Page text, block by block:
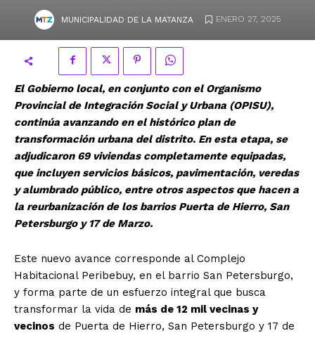
MUNICIPALIDAD DE LA MATANZA ENERO 27, 2025
El Gobierno local, en conjunto con el Organismo
Provincial de Integración Social y Urbana (OPISU),
continúa avanzando en el histórico plan de
transformación urbana del distrito. En esta etapa, se
adjudicaron 69 viviendas completamente equipadas,
que incluyen servicios básicos, pavimentación, veredas
y alumbrado público, entre otros aspectos que hacen a
la reurbanización de los barrios Puerta de Hierro, San
Petersburgo y 17 de Marzo.
Este nuevo avance corresponde al Complejo
Habitacional Peribebuy, en el barrio San Petersburgo,
y forma parte de un esfuerzo integral que busca
transformar la vida de más de 12 mil vecinas y
vecinos de Puerta de Hierro, San Petersburgo y 17 de